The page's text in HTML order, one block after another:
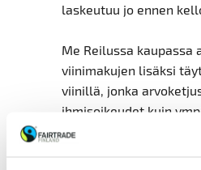
laskeutuu jo ennen
Me Reilussa kaupassa
viinimakujen lisäksi
viinillä, jonka
ihmisoikeudet kuin